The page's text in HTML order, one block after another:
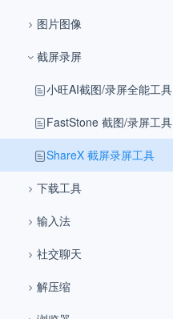
图片图像
截屏录屏
小旺AI截图/录屏全能工具
FastStone 截图/录屏工具
ShareX 截屏录屏工具
下载工具
输入法
社交聊天
解压缩